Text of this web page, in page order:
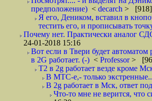
предположение) < decarch > [918]
Я его, Деником, вставил в
тестить его, и прописывать
Почему нет. Практически аналог
24-01-2018 15:16
Вот если в Твери будет
в 2G работает. (-) < Professor>
T2 в 2g работает везде кроме
В МТС-е,- только
В 2g работает в Мск, ответ
Что-то мне не верится, что